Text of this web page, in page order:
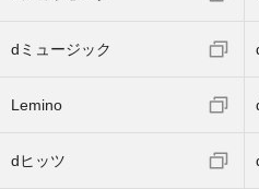
dミュージック
Lemino
dヒッツ